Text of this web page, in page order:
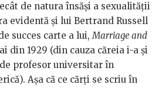
de natura însăși a sexualității
evidentă și lui Bertrand Russell
succes carte a lui,Marriage and
din 1929 (din cauza căreia i-a și
profesor universitar în
Așa că ce cărți se scriu în